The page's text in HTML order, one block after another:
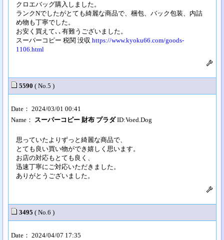
クロエバッグ購入しました。
ランクNでしたがとても綺麗な商品で、梱包、バック包装、内詰
め物も丁寧でした。
お安く買えて､､有難うございました。
スーパーコピー 税関 没収 https://www.kyoku66.com/goods-
1106.html
5590 ( No.5 )
Date： 2024/03/01 00:41
Name： スーパーコピー 財布 プラダID:Voed.Dog
思っていたよりずっと綺麗な商品で、
とても良い買い物ができ嬉しく思います。
お店の対応もとても良く、
迅速丁寧にご対応いただきました。
ありがとうございました。
3495 ( No.6 )
Date： 2024/04/07 17:35